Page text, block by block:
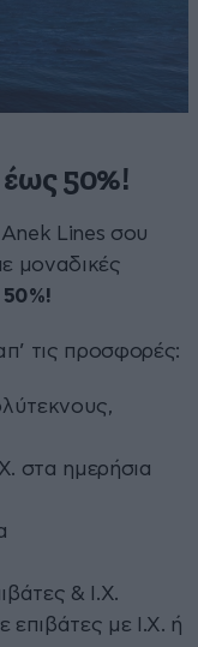
50%!
Lines σου
μοναδικές
50%!
τις προσφορές:
στα ημερήσια
& Ι.Χ.
με Ι.Χ. ή